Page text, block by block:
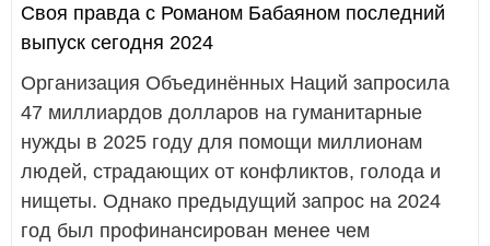
Своя правда с Романом Бабаяном последний
выпуск сегодня 2024
Организация Объединённых Наций запросила
47 миллиардов долларов на гуманитарные
нужды в 2025 году для помощи миллионам
людей, страдающих от конфликтов, голода и
нищеты. Однако предыдущий запрос на 2024
год был профинансирован менее чем